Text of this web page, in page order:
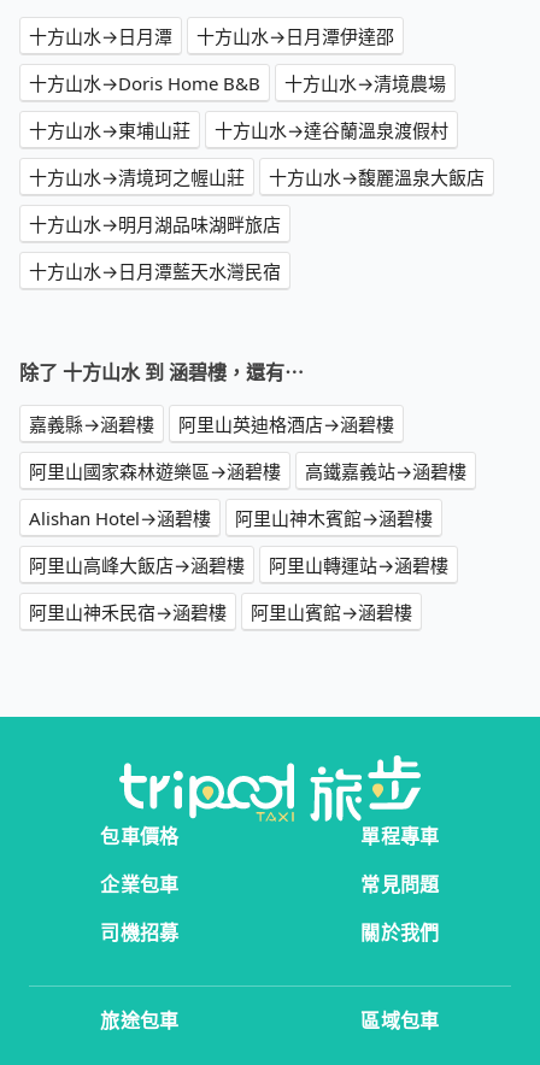
十方山水→日月潭
十方山水→日月潭伊達邵
十方山水→Doris Home B&B
十方山水→清境農場
十方山水→東埔山莊
十方山水→達谷蘭溫泉渡假村
十方山水→清境珂之幄山莊
十方山水→馥麗溫泉大飯店
十方山水→明月湖品味湖畔旅店
十方山水→日月潭藍天水灣民宿
除了 十方山水 到 涵碧樓，還有⋯
嘉義縣→涵碧樓
阿里山英迪格酒店→涵碧樓
阿里山國家森林遊樂區→涵碧樓
高鐵嘉義站→涵碧樓
Alishan Hotel→涵碧樓
阿里山神木賓館→涵碧樓
阿里山高峰大飯店→涵碧樓
阿里山轉運站→涵碧樓
阿里山神禾民宿→涵碧樓
阿里山賓館→涵碧樓
包車價格
單程專車
企業包車
常見問題
司機招募
關於我們
旅途包車 區域包車